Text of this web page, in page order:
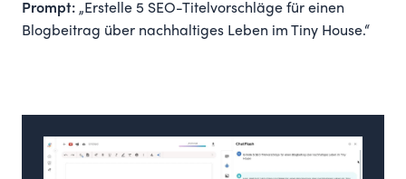
Prompt: „Erstelle 5 SEO-Titelvorschläge für einen
Blogbeitrag über nachhaltiges Leben im Tiny House.“